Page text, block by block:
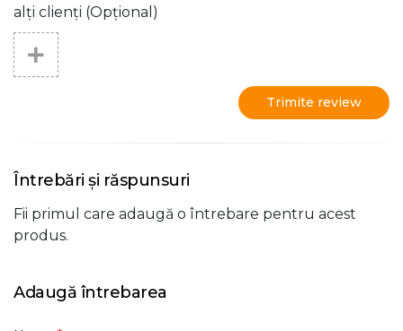
alți clienți (Opțional)
Trimite review
Întrebări și răspunsuri
Fii primul care adaugă o întrebare pentru acest
produs.
Adaugă întrebarea